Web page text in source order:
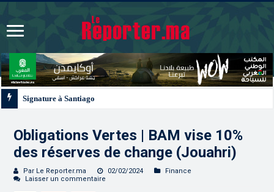
Obligations Vertes | BAM vise 10%
des réserves de change (Jouahri)
Par Le Reporter.ma 02/02/2024
Finance
Laisser un commentaire